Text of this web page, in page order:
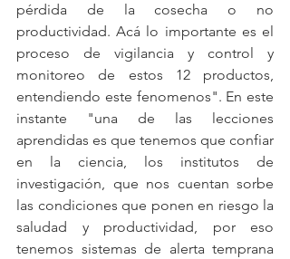
pérdida de la cosecha o no
productividad. Acá lo importante es el
proceso de vigilancia y control y
monitoreo de estos 12 productos,
entendiendo este fenomenos". En este
instante "una de las lecciones
aprendidas es que tenemos que confiar
en la ciencia, los institutos de
investigación, que nos cuentan sorbe
las condiciones que ponen en riesgo la
saludad y productividad, por eso
tenemos sistemas de alerta temprana